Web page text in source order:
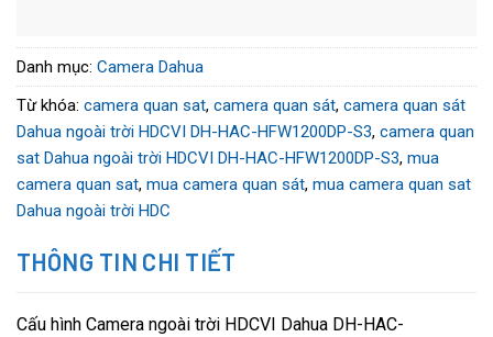
Danh mục: Camera Dahua
Từ khóa: camera quan sat, camera quan sát, camera quan sát
Dahua ngoài trời HDCVI DH-HAC-HFW1200DP-S3, camera quan
sat Dahua ngoài trời HDCVI DH-HAC-HFW1200DP-S3, mua
camera quan sat, mua camera quan sát, mua camera quan sat
Dahua ngoài trời HDC
THÔNG TIN CHI TIẾT
Cấu hình Camera ngoài trời HDCVI Dahua DH-HAC-